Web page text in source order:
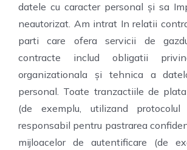
datele cu caracter personal și sa
neautorizat. Am intrat In relatii
parti care ofera servicii de
contracte includ obligatii
organizationala și tehnica a
personal. Toate tranzactiile de
(de exemplu, utilizand protocolul
responsabil pentru pastrarea
mijloacelor de autentificare (de